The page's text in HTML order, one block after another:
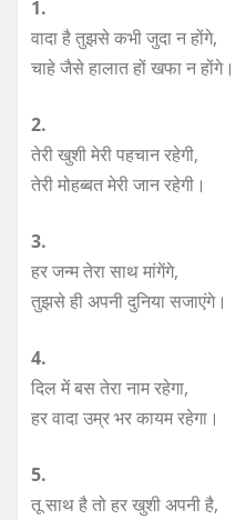
1.
वादा है तुझसे कभी जुदा न होंगे,
चाहे जैसे हालात हों खफा न होंगे।
2.
तेरी खुशी मेरी पहचान रहेगी,
तेरी मोहब्बत मेरी जान रहेगी।
3.
हर जन्म तेरा साथ मांगेंगे,
तुझसे ही अपनी दुनिया सजाएंगे।
4.
दिल में बस तेरा नाम रहेगा,
हर वादा उम्र भर कायम रहेगा।
5.
तू साथ है तो हर खुशी अपनी है,